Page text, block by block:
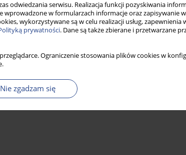
odwiedzania serwisu. Realizacja funkcji pozyskiwania
w formularzach informacje oraz zapisywanie
wykorzystywane są w celu realizacji usług,
prywatności. Dane są także zbierane i przetwarzane
Ograniczenie stosowania plików cookies w
Nie zgadzam się